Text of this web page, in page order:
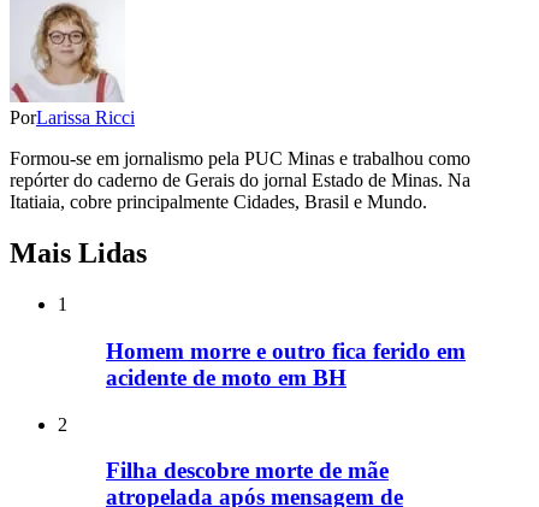
PorLarissa Ricci
Formou-se em jornalismo pela PUC Minas e trabalhou como
repórter do caderno de Gerais do jornal Estado de Minas. Na
Itatiaia, cobre principalmente Cidades, Brasil e Mundo.
Mais Lidas
1
Homem morre e outro fica ferido em
acidente de moto em BH
2
Filha descobre morte de mãe
atropelada após mensagem de